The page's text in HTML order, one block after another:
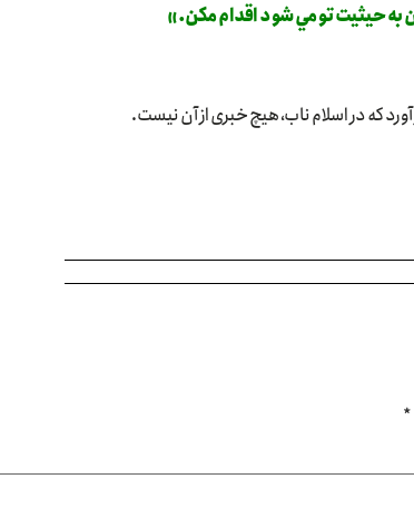
به حيثيت تو مي‌شود اقدام مكن.»
که در اسلام ناب، هیچ خبری از آن نیست.
*